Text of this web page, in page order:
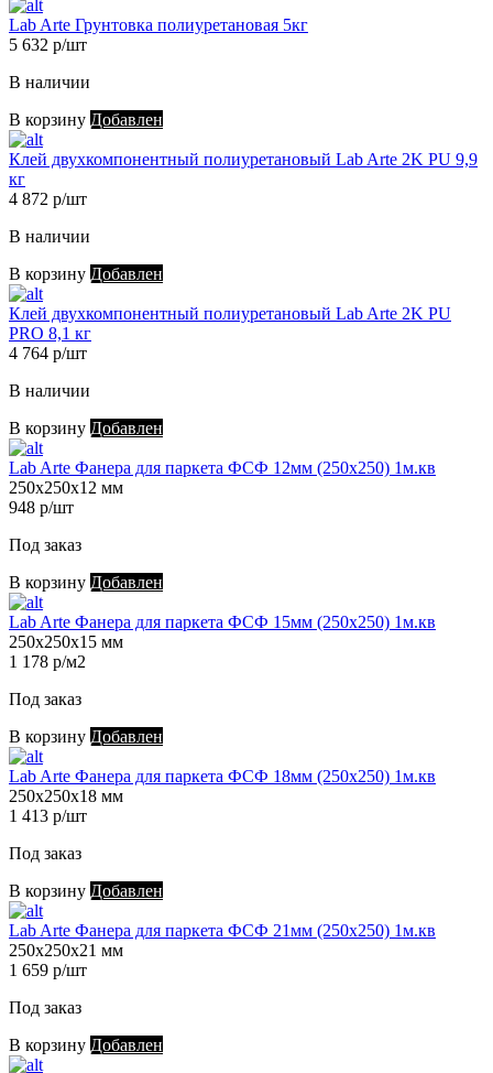
Lab Arte Грунтовка полиуретановая 5кг
5 632 р/шт
В наличии
В корзину Добавлен
Клей двухкомпонентный полиуретановый Lab Arte 2K PU 9,9
кг
4 872 р/шт
В наличии
В корзину Добавлен
Клей двухкомпонентный полиуретановый Lab Arte 2K PU
PRO 8,1 кг
4 764 р/шт
В наличии
В корзину Добавлен
Lab Arte Фанера для паркета ФСФ 12мм (250х250) 1м.кв
250х250х12 мм
948 р/шт
Под заказ
В корзину Добавлен
Lab Arte Фанера для паркета ФСФ 15мм (250х250) 1м.кв
250х250х15 мм
1 178 р/м2
Под заказ
В корзину Добавлен
Lab Arte Фанера для паркета ФСФ 18мм (250х250) 1м.кв
250х250х18 мм
1 413 р/шт
Под заказ
В корзину Добавлен
Lab Arte Фанера для паркета ФСФ 21мм (250х250) 1м.кв
250х250х21 мм
1 659 р/шт
Под заказ
В корзину Добавлен